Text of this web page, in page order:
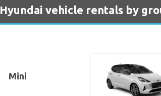
Hyundai vehicle rentals by
Mini